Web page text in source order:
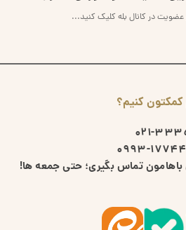
کنیم؟
1774492-
باهامون تماس بگیری؛ حتی جمعه ها!
در کانال بله کلیک کنید...